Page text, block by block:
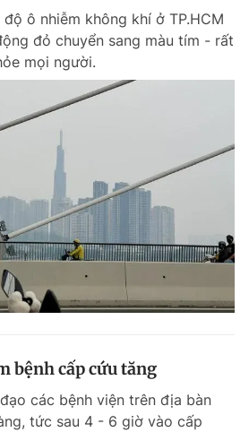
ô nhiễm không khí ở TP.HCM
đỏ chuyển sang màu tím - rất
mọi người.
bệnh cấp cứu tăng
các bệnh viện trên địa bàn
tức sau 4 - 6 giờ vào cấp